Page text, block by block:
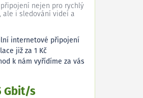
nejen pro rychlý
ale i sledování videí a
internetové připojení
již za 1 Kč
k nám vyřídíme za vás
Gbit/s